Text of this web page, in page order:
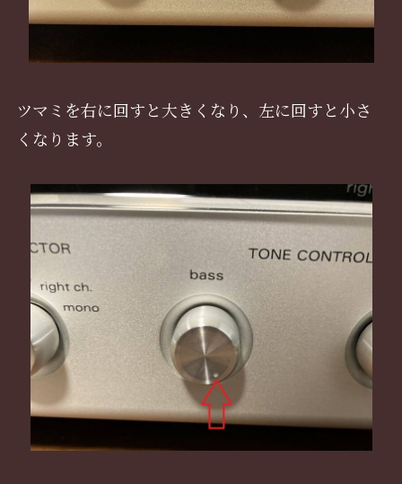
ツマミを右に回すと大きくなり、左に回すと小さ
くなります。